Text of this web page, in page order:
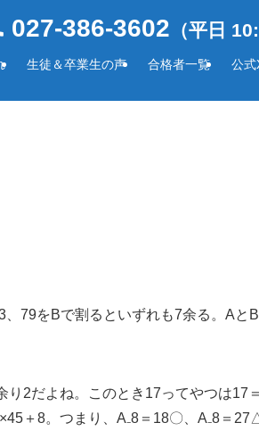
生徒＆卒業生の声 合格者一覧 公式
027-386-3602 （平日
79をBで割るといずれも7余る。Aと
2だよね。このとき17ってやつは17
＋8。つまり、A₋8＝18〇、A₋8＝